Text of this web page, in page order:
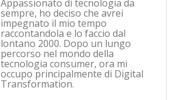
Appassionato di tecnologia da
sempre, ho deciso che avrei
impegnato il mio tempo
raccontandola e lo faccio dal
lontano 2000. Dopo un lungo
percorso nel mondo della
tecnologia consumer, ora mi
occupo principalmente di Digital
Transformation.